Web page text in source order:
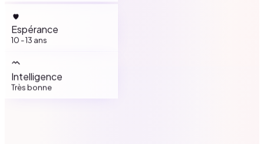
Espérance
10 - 13 ans
Intelligence
Très bonne